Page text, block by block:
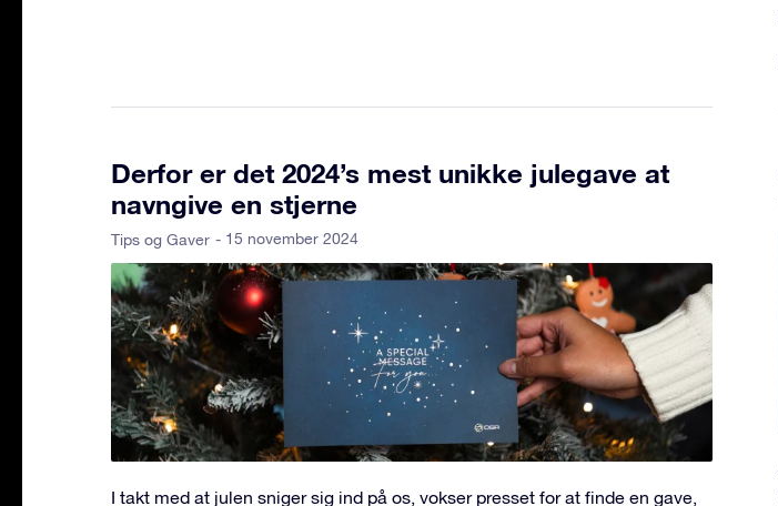
Derfor er det 2024’s mest unikke julegave at
navngive en stjerne
Tips og Gaver - 15 november 2024
I takt med at julen sniger sig ind på os, vokser presset for at finde en gave,